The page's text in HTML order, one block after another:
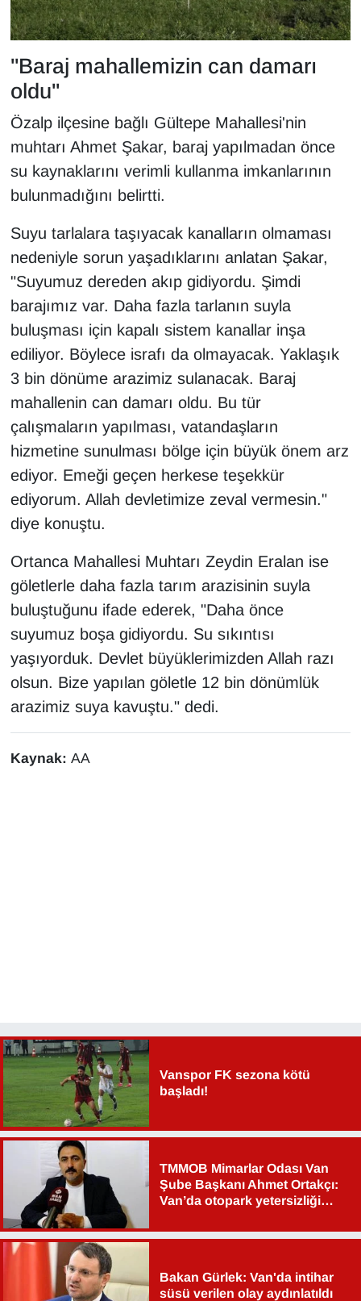
"Baraj mahallemizin can damarı
oldu"
Özalp ilçesine bağlı Gültepe Mahallesi'nin
muhtarı Ahmet Şakar, baraj yapılmadan önce
su kaynaklarını verimli kullanma imkanlarının
bulunmadığını belirtti.
Suyu tarlalara taşıyacak kanalların olmaması
nedeniyle sorun yaşadıklarını anlatan Şakar,
"Suyumuz dereden akıp gidiyordu. Şimdi
barajımız var. Daha fazla tarlanın suyla
buluşması için kapalı sistem kanallar inşa
ediliyor. Böylece israfı da olmayacak. Yaklaşık
3 bin dönüme arazimiz sulanacak. Baraj
mahallenin can damarı oldu. Bu tür
çalışmaların yapılması, vatandaşların
hizmetine sunulması bölge için büyük önem arz
ediyor. Emeği geçen herkese teşekkür
ediyorum. Allah devletimize zeval vermesin."
diye konuştu.
Ortanca Mahallesi Muhtarı Zeydin Eralan ise
göletlerle daha fazla tarım arazisinin suyla
buluştuğunu ifade ederek, "Daha önce
suyumuz boşa gidiyordu. Su sıkıntısı
yaşıyorduk. Devlet büyüklerimizden Allah razı
olsun. Bize yapılan göletle 12 bin dönümlük
arazimiz suya kavuştu." dedi.
Kaynak: AA
Vanspor FK sezona kötü
başladı!
TMMOB Mimarlar Odası Van
Şube Başkanı Ahmet Ortakçı:
Van’da otopark yetersizliği
Bakan Gürlek: Van'da intihar
süsü verilen olay aydınlatıldı